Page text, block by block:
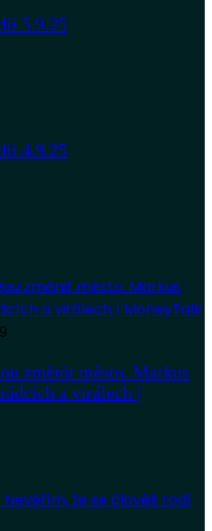
5.9.25
4.9.25
změnit město. Markus
a virálech |